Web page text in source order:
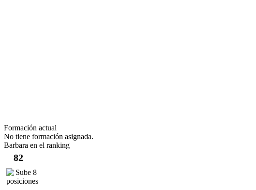
Formación actual
No tiene formación asignada.
Barbara en el ranking
82